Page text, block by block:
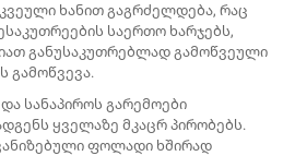
ხანით გაგრძელდება, რაც
საერთო ხარჯებს,
განუსაკუთრებლად გამოწვეული
გამოწვევა.
სანაპიროს გარემოები
ყველაზე მკაცრ პირობებს.
ფოლადი ხშირად